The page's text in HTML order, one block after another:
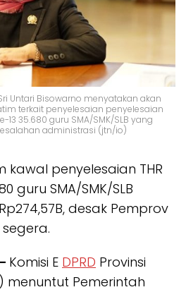
Untari Bisowarno menyatakan akan
terkait penyelesaian penyelesaian
13 35.680 guru SMA/SMK/SLB yang
administrasi (jtn/io)
kawal penyelesaian THR
guru SMA/SMK/SLB
desak Pemprov
Komisi E DPRD Provinsi
menuntut Pemerintah